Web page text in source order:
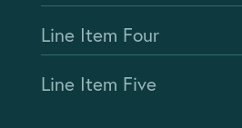
Line Item Four
Line Item Five